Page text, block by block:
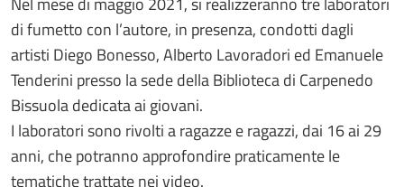
di fumetto con l’autore, in presenza, condotti dagli
artisti Diego Bonesso, Alberto Lavoradori ed Emanuele
Tenderini presso la sede della Biblioteca di Carpenedo
Bissuola dedicata ai giovani.
I laboratori sono rivolti a ragazze e ragazzi, dai 16 ai 29
anni, che potranno approfondire praticamente le
tematiche trattate nei video.